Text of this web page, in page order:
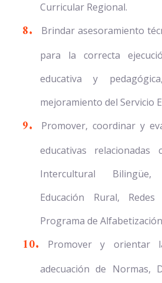
Curricular Regional.
Brindar asesoramiento
para la correcta
educativa y
mejoramiento del Servicio
Promover, coordinar y
educativas relacionadas
Intercultural
Educación Rural,
Programa de
Promover y orientar
adecuación de Normas,